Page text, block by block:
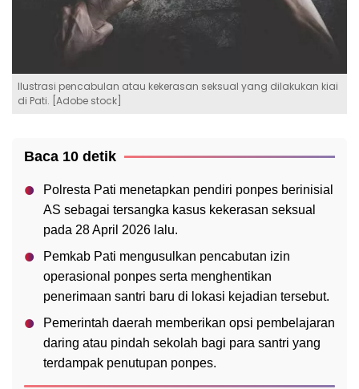
Ilustrasi pencabulan atau kekerasan seksual yang dilakukan kiai
di Pati. [Adobe stock]
Baca 10 detik
Polresta Pati menetapkan pendiri ponpes berinisial
AS sebagai tersangka kasus kekerasan seksual
pada 28 April 2026 lalu.
Pemkab Pati mengusulkan pencabutan izin
operasional ponpes serta menghentikan
penerimaan santri baru di lokasi kejadian tersebut.
Pemerintah daerah memberikan opsi pembelajaran
daring atau pindah sekolah bagi para santri yang
terdampak penutupan ponpes.